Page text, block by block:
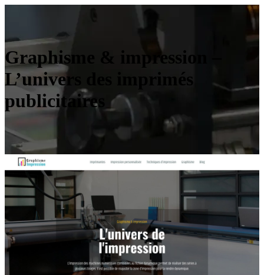
Graphisme & impression –
L’univers des imprimés
publicitaires